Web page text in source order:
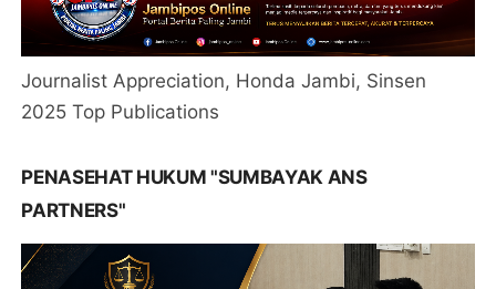
Journalist Appreciation, Honda Jambi, Sinsen
2025 Top Publications
PENASEHAT HUKUM "SUMBAYAK ANS
PARTNERS"